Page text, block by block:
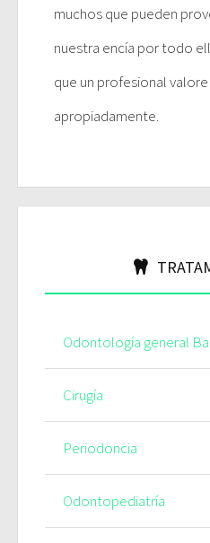
muchos que pueden
nuestra encía por todo
que un profesional
apropiadamente.
Odontología general
Cirugía
Periodoncia
Odontopediatría